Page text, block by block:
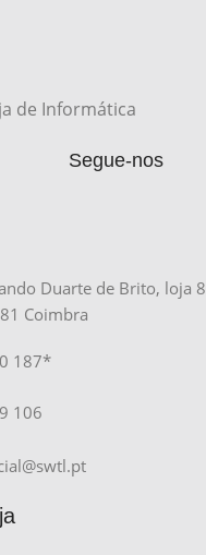
de Informática
Segue-nos
Duarte de Brito, loja 8
Coimbra
187*
106